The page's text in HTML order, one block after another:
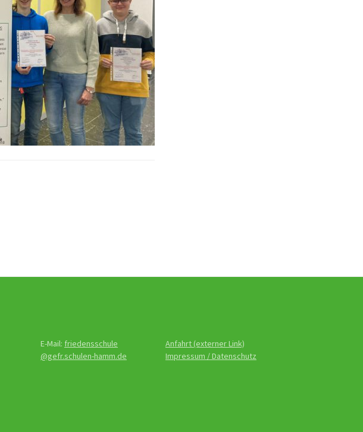
E-Mail: friedensschule
@gefr.schulen-hamm.de
Anfahrt (externer Link)
Impressum / Datenschutz